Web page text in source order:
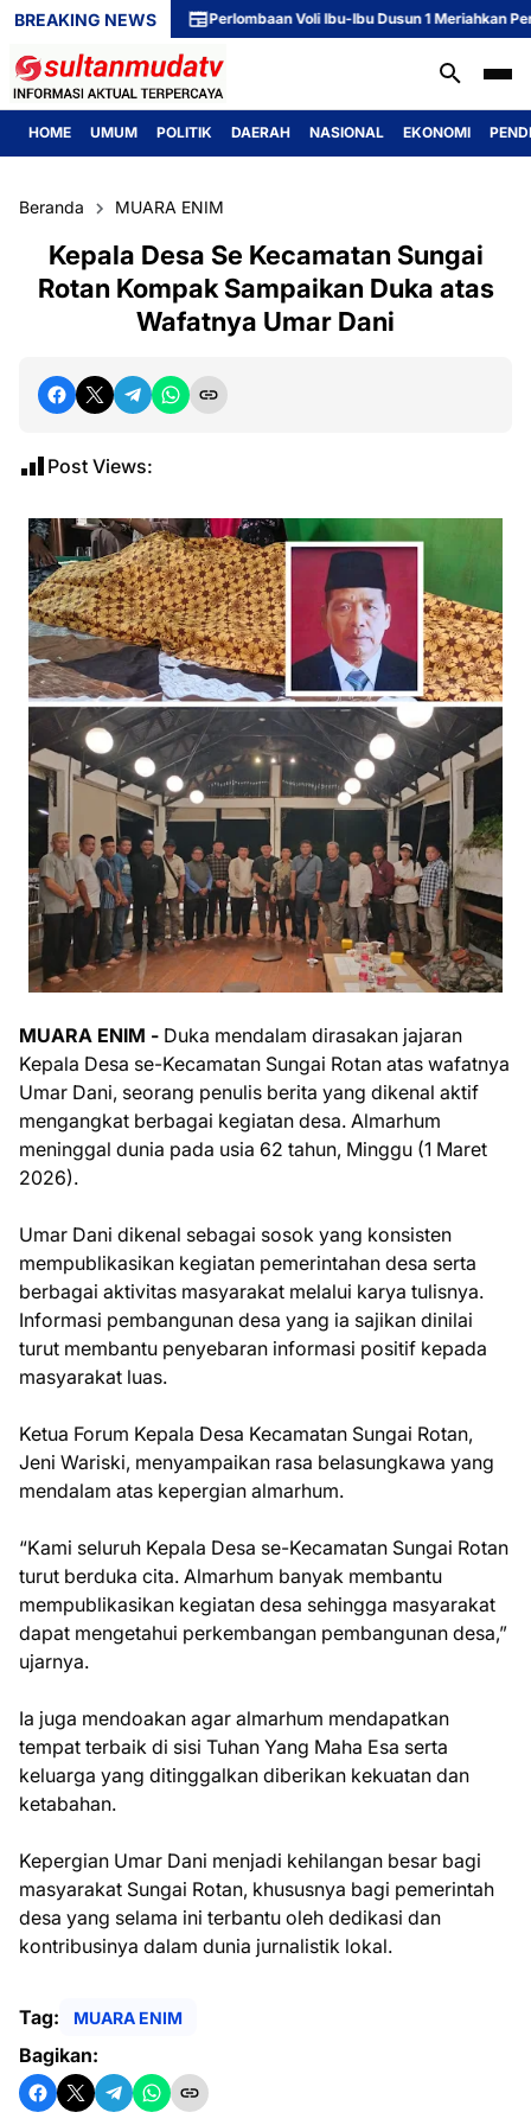
BREAKING NEWS Perlombaan Voli Ibu-Ibu Dusun 1 Meriahkan
HOME UMUM POLITIK DAERAH NASIONAL EKONOMI
Beranda MUARA ENIM
Kepala Desa Se Kecamatan Sungai
Rotan Kompak Sampaikan Duka atas
Wafatnya Umar Dani
Post Views:
MUARA ENIM - Duka mendalam dirasakan jajaran
Kepala Desa se-Kecamatan Sungai Rotan atas wafatnya
Umar Dani, seorang penulis berita yang dikenal aktif
mengangkat berbagai kegiatan desa. Almarhum
meninggal dunia pada usia 62 tahun, Minggu (1 Maret
2026).
Umar Dani dikenal sebagai sosok yang konsisten
mempublikasikan kegiatan pemerintahan desa serta
berbagai aktivitas masyarakat melalui karya tulisnya.
Informasi pembangunan desa yang ia sajikan dinilai
turut membantu penyebaran informasi positif kepada
masyarakat luas.
Ketua Forum Kepala Desa Kecamatan Sungai Rotan,
Jeni Wariski, menyampaikan rasa belasungkawa yang
mendalam atas kepergian almarhum.
“Kami seluruh Kepala Desa se-Kecamatan Sungai Rotan
turut berduka cita. Almarhum banyak membantu
mempublikasikan kegiatan desa sehingga masyarakat
dapat mengetahui perkembangan pembangunan desa,”
ujarnya.
Ia juga mendoakan agar almarhum mendapatkan
tempat terbaik di sisi Tuhan Yang Maha Esa serta
keluarga yang ditinggalkan diberikan kekuatan dan
ketabahan.
Kepergian Umar Dani menjadi kehilangan besar bagi
masyarakat Sungai Rotan, khususnya bagi pemerintah
desa yang selama ini terbantu oleh dedikasi dan
kontribusinya dalam dunia jurnalistik lokal.
Tag: MUARA ENIM
Bagikan: